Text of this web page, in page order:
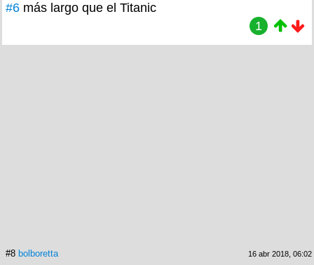
#6 más largo que el Titanic
1
#8 bolboretta 16 abr 2018, 06:02